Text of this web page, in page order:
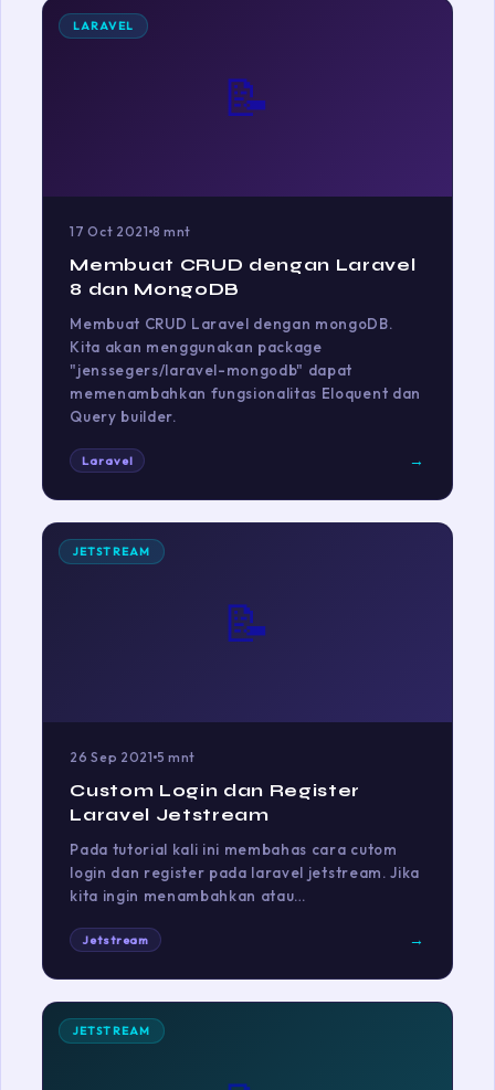
📝
LARAVEL
17 Oct 2021 8 mnt
Membuat CRUD dengan Laravel
8 dan MongoDB
Membuat CRUD Laravel dengan mongoDB.
Kita akan menggunakan package
"jenssegers/laravel-mongodb" dapat
memenambahkan fungsionalitas Eloquent dan
Query builder.
Laravel →
📝
JETSTREAM
26 Sep 2021 5 mnt
Custom Login dan Register
Laravel Jetstream
Pada tutorial kali ini membahas cara cutom
login dan register pada laravel jetstream. Jika
kita ingin menambahkan atau…
Jetstream →
JETSTREAM